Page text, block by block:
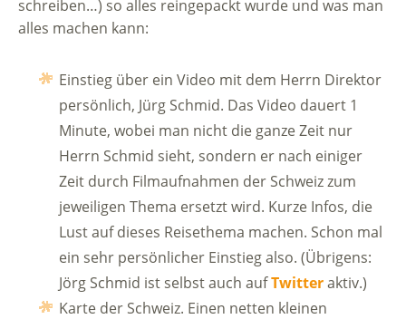
schreiben…) so alles reingepackt wurde und was man
alles machen kann:
Einstieg über ein Video mit dem Herrn Direktor
persönlich, Jürg Schmid. Das Video dauert 1
Minute, wobei man nicht die ganze Zeit nur
Herrn Schmid sieht, sondern er nach einiger
Zeit durch Filmaufnahmen der Schweiz zum
jeweiligen Thema ersetzt wird. Kurze Infos, die
Lust auf dieses Reisethema machen. Schon mal
ein sehr persönlicher Einstieg also. (Übrigens:
Jörg Schmid ist selbst auch aufTwitteraktiv.)
Karte der Schweiz. Einen netten kleinen